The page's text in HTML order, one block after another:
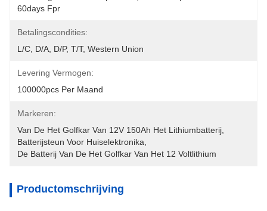
60days Fpr
Betalingscondities:
L/C, D/A, D/P, T/T, Western Union
Levering Vermogen:
100000pcs Per Maand
Markeren:
Van De Het Golfkar Van 12V 150Ah Het Lithiumbatterij
Batterijsteun Voor Huiselektronika
De Batterij Van De Het Golfkar Van Het 12 Voltlithium
Productomschrijving